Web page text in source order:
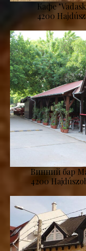
Кафе
4200
Винний бар
4200